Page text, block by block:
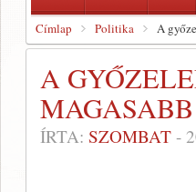
Címlap Politika A
A
MAGASABB
ÍRTA: SZOMBAT -